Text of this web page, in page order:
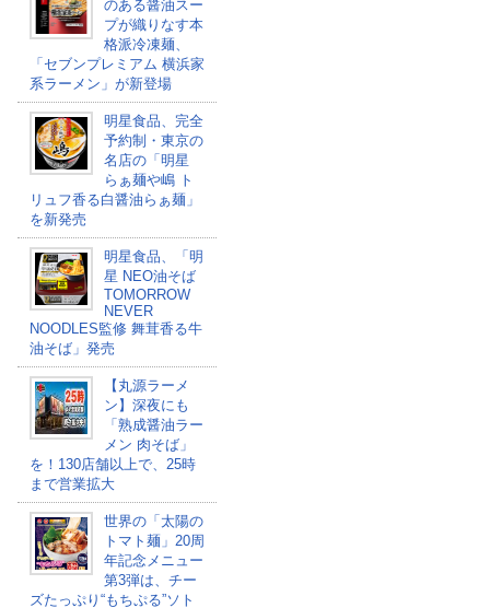
のある醤油スー
プが織りなす本
格派冷凍麺、
「セブンプレミアム 横浜家
系ラーメン」が新登場
明星食品、完全
予約制・東京の
名店の「明星
らぁ麺や嶋 ト
リュフ香る白醤油らぁ麺」
を新発売
明星食品、「明
星 NEO油そば
TOMORROW
NEVER
NOODLES監修 舞茸香る牛
油そば​」発売
【丸源ラーメ
ン】深夜にも
「熟成醤油ラー
メン 肉そば」
を！130店舗以上で、25時
まで営業拡大
世界の「太陽の
トマト麺」20周
年記念メニュー
第3弾は、チー
ズたっぷり“もちぷる”ソト